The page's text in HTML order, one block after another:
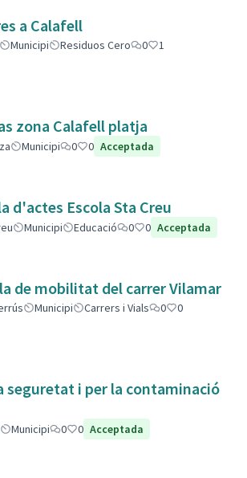
a Calafell
Municipi Residuos Cero 0
1
zona Calafell platja
Municipi 0 0 Acceptada
d'actes Escola Sta Creu
Municipi Educació 0 0 Acceptada
de mobilitat del carrer Vilamar
Municipi Carrers i Vials 0
0
seguretat i per la contaminació
Municipi 0 0 Acceptada